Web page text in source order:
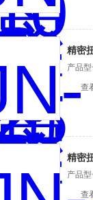
精密
产品
查
精密
产品
查